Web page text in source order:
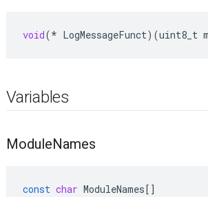
void(* LogMessageFunct)(uint8_t
Variables
ModuleNames
const char ModuleNames[]